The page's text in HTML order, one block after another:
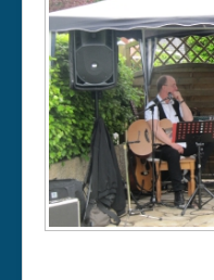
Hörproben
Termine
Gästebuch
Kontakt
Datenschutz
Impressum
intern